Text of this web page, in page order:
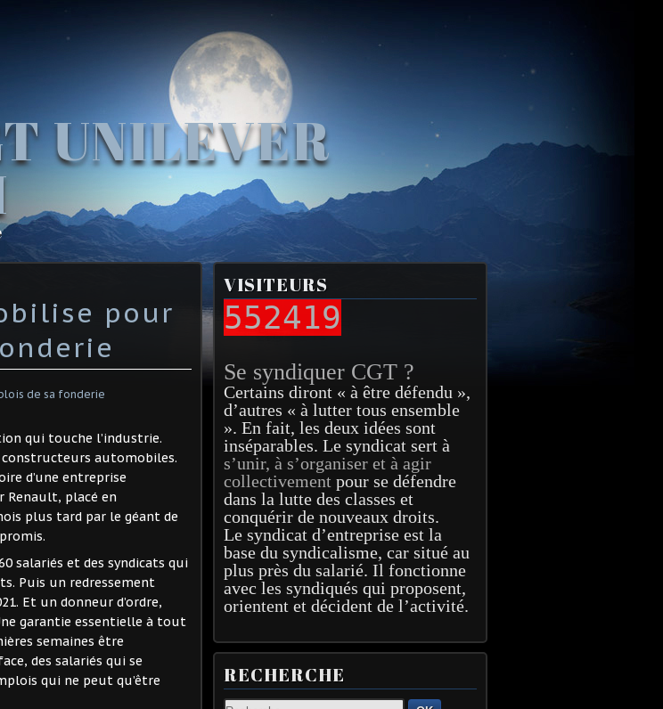
UNILEVER
pour
qui touche l’industrie.
automobiles.
d’une entreprise
Renault, placé en
plus tard par le géant de
salariés et des syndicats qui
Puis un redressement
Et un donneur d’ordre,
garantie essentielle à tout
semaines être
des salariés qui se
qui ne peut qu’être
VISITEURS
552419
Se syndiquer CGT ?
Certains diront « à être défendu »,
d’autres « à lutter tous ensemble
». En fait, les deux idées sont
inséparables. Le syndicat sert à
s’unir, à s’organiser et à agir
collectivement pour se défendre
dans la lutte des classes et
conquérir de nouveaux droits.
Le syndicat d’entreprise est la
base du syndicalisme, car situé au
plus près du salarié. Il fonctionne
avec les syndiqués qui proposent,
orientent et décident de l’activité.
RECHERCHE